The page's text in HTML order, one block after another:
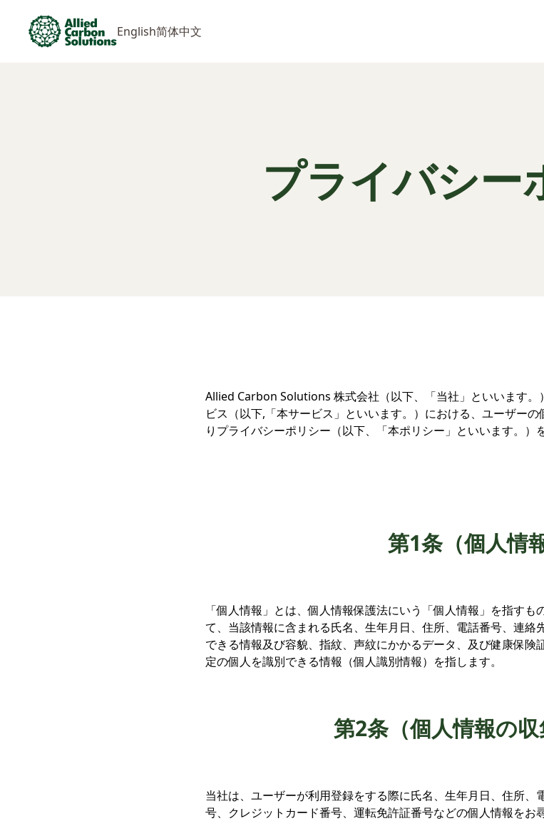
English简体中文
プライバシー
Allied Carbon Solutions 株式会社（以下、「当社」といいます。
ビス（以下,「本サービス」といいます。）における、ユーザー
りプライバシーポリシー（以下、「本ポリシー」といいます。）
第1条（個人情報
「個人情報」とは、個人情報保護法にいう「個人情報」を指す
て、当該情報に含まれる氏名、生年月日、住所、電話番号、連絡
できる情報及び容貌、指紋、声紋にかかるデータ、及び健康保
定の個人を識別できる情報（個人識別情報）を指します。
第2条（個人情報の収
当社は、ユーザーが利用登録をする際に氏名、生年月日、住所、
号、クレジットカード番号、運転免許証番号などの個人情報をお